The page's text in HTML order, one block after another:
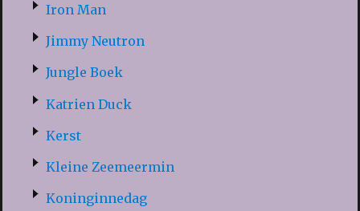
Iron Man
Jimmy Neutron
Jungle Boek
Katrien Duck
Kerst
Kleine Zeemeermin
Koninginnedag